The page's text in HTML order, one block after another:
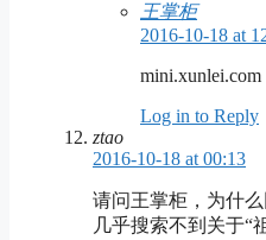
王掌柜
2016-10-18 at
mini.xunlei.com
Log in to Reply
ztao
2016-10-18 at 00:13
请问王掌柜，为什
几乎搜索不到关于“